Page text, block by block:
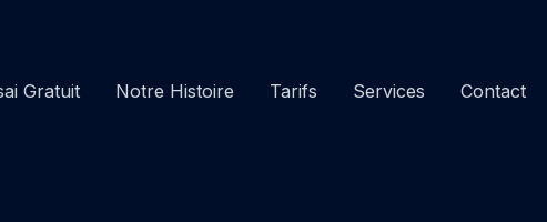
Gratuit Notre Histoire Tarifs Services Contact